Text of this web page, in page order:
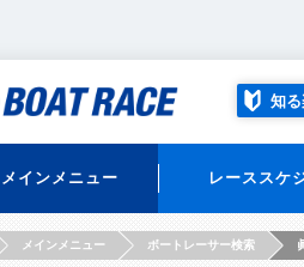
知
メインメニュー レーススケ
HOMEメインメニュー ボートレーサー検索